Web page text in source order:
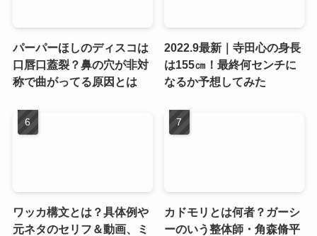
パーパーほしのディスコは
口唇口蓋裂？鼻の穴が非対
称で曲がってる原因とは
2022.9最新｜寺田心の身長
は155㎝！最終何センチに
なるか予想してみた
ワッカ構文とは？具体例や
元ネタのセリフ＆動画、ミ
カドモリとは何者？ガーシ
ーのいう整体師・角森脩平